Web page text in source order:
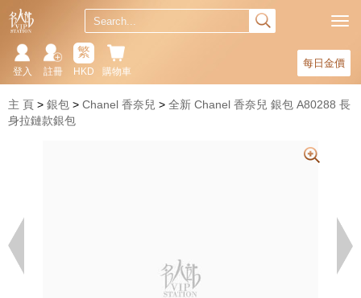
每日金價
購物車
繁
HKD
註冊
登入
主 頁 銀包 Chanel 香奈兒
全新 Chanel 香奈兒 銀包 A80288 長
身拉鏈款銀包